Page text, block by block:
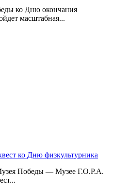
ко Дню окончания
масштабная...
ко Дню физкультурника
Победы — Музее Г.О.Р.А.